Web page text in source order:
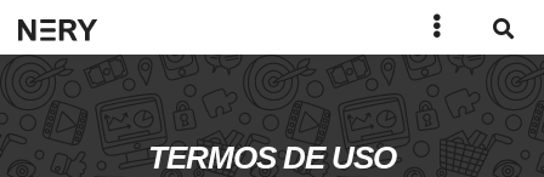
TERMOS DE USO